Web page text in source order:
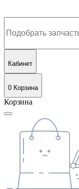
Кабинет
0 Корзина
Корзина